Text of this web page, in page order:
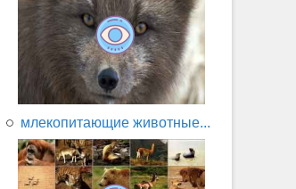
млекопитающие животные...